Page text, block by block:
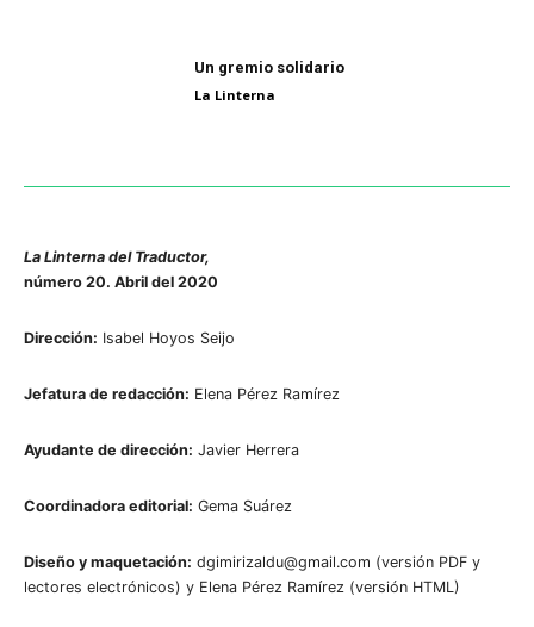
Un gremio solidario
La Linterna
La Linterna del Traductor,
número 20. Abril del 2020
Dirección: Isabel Hoyos Seijo
Jefatura de redacción: Elena Pérez Ramírez
Ayudante de dirección: Javier Herrera
Coordinadora editorial: Gema Suárez
Diseño y maquetación: dgimirizaldu@gmail.com (versión PDF y
lectores electrónicos) y Elena Pérez Ramírez (versión HTML)